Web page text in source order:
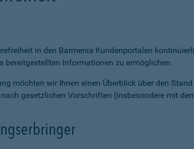
in den Barmenia Kundenportalen
bereitgestellten Informationen zu ermöglichen.
möchten wir Ihnen einen Überblick über den
gesetzlichen Vorschriften (insbesondere mit